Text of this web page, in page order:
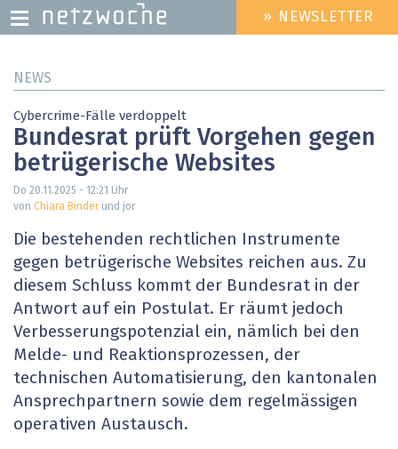
zum
HEADER
MENU
» NEWSLETTER
NEWS
Cybercrime-Fälle verdoppelt
Bundesrat prüft Vorgehen gegen
betrügerische Websites
Do 20.11.2025 - 12:21 Uhr
von Chiara Binderund jor
Die bestehenden rechtlichen Instrumente
gegen betrügerische Websites reichen aus. Zu
diesem Schluss kommt der Bundesrat in der
Antwort auf ein Postulat. Er räumt jedoch
Verbesserungspotenzial ein, nämlich bei den
Melde- und Reaktionsprozessen, der
technischen Automatisierung, den kantonalen
Ansprechpartnern sowie dem regelmässigen
operativen Austausch.